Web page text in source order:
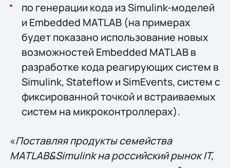
по генерации кода из Simulink-моделей
и Embedded MATLAB (на примерах
будет показано использование новых
возможностей Embedded MATLAB в
разработке кода реагирующих систем в
Simulink, Stateflow и SimEvents, систем с
фиксированной точкой и встраиваемых
систем на микроконтроллерах).
«Поставляя продукты семейства
MATLAB&Simulink на российский рынок IT,